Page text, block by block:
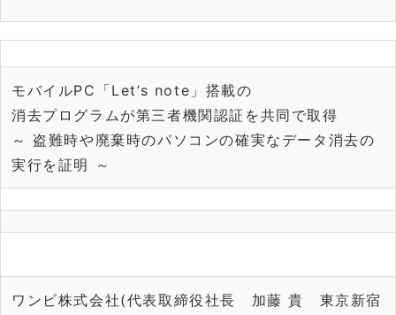
モバイルPC「Let’s note」搭載の
消去プログラムが第三者機関認証を共同で取得
～ 盗難時や廃棄時のパソコンの確実なデータ消去の
実行を証明 ～
ワンビ株式会社(代表取締役社長 加藤 貴 東京新宿